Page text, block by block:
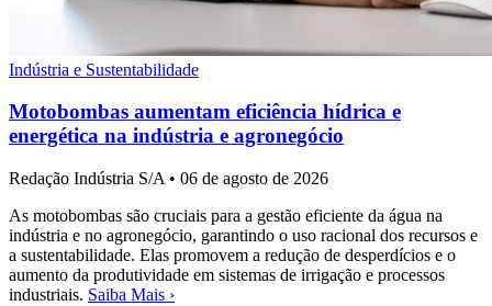
Indústria e Sustentabilidade
Motobombas aumentam eficiência hídrica e
energética na indústria e agronegócio
Redação Indústria S/A • 06 de agosto de 2026
As motobombas são cruciais para a gestão eficiente da água na
indústria e no agronegócio, garantindo o uso racional dos recursos e
a sustentabilidade. Elas promovem a redução de desperdícios e o
aumento da produtividade em sistemas de irrigação e processos
industriais. Saiba Mais ›